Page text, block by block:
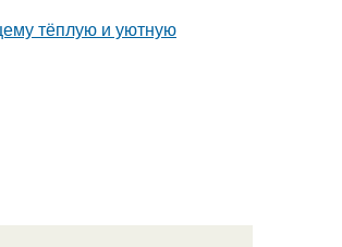
тёплую и уютную